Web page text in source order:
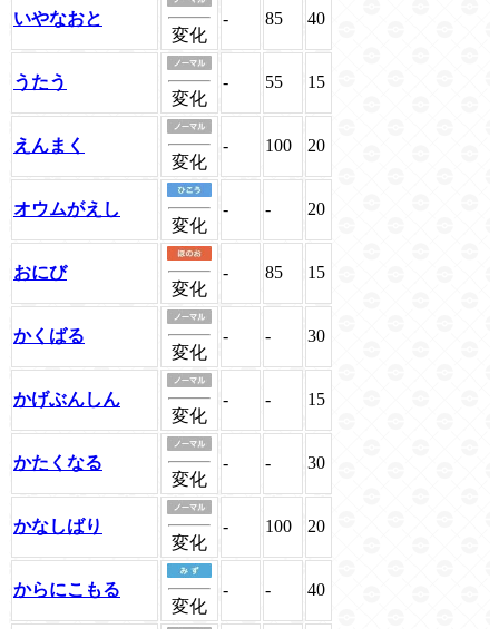
いやなおと
変化
- 85 40
うたう
変化
- 55 15
えんまく
変化
- 100 20
オウムがえし
変化
- - 20
おにび
変化
- 85 15
かくばる
変化
- - 30
かげぶんしん
変化
- - 15
かたくなる
変化
- - 30
かなしばり
変化
- 100 20
からにこもる
変化
- - 40